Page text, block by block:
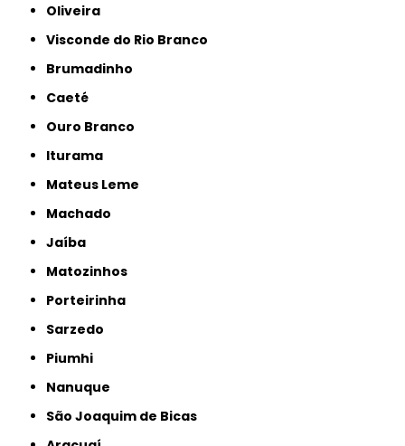
Oliveira
Visconde do Rio Branco
Brumadinho
Caeté
Ouro Branco
Iturama
Mateus Leme
Machado
Jaíba
Matozinhos
Porteirinha
Sarzedo
Piumhi
Nanuque
São Joaquim de Bicas